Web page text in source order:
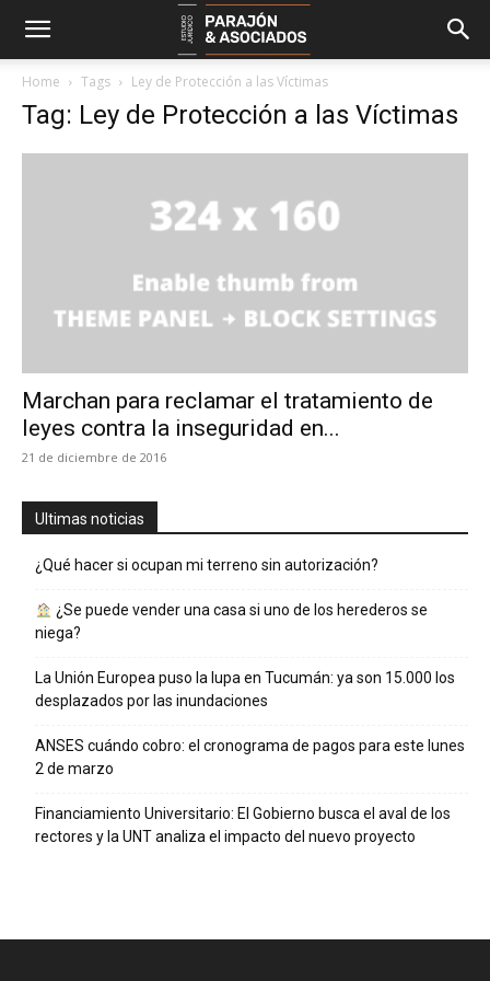
Home Tags Ley de Protección a las Víctimas
Tag: Ley de Protección a las Víctimas
Marchan para reclamar el tratamiento de
leyes contra la inseguridad en...
21 de diciembre de 2016
Ultimas noticias
¿Qué hacer si ocupan mi terreno sin autorización?
¿Se puede vender una casa si uno de los herederos se
niega?
La Unión Europea puso la lupa en Tucumán: ya son 15.000 los
desplazados por las inundaciones
ANSES cuándo cobro: el cronograma de pagos para este lunes
2 de marzo
Financiamiento Universitario: El Gobierno busca el aval de los
rectores y la UNT analiza el impacto del nuevo proyecto